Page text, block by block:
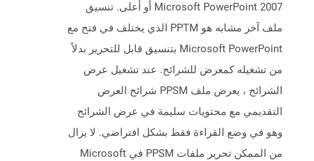
Microsoft PowerPoint 2007 أو أعلى. تنسيق
ملف آخر مشابه هو PPTM الذي يختلف في فتح مع
Microsoft PowerPoint بتنسيق قابل للتحرير بدلاً
من تشغيله كمعرض للشرائح. عند تشغيل عرض
الشرائح ، يعرض ملف PPSM شرائح العرض
التقديمي مع محتويات سليمة في عرض الشرائح
وهو في وضع القراءة فقط بشكل افتراضي. لا يزال
من الممكن تحرير ملفات PPSM في Microsoft